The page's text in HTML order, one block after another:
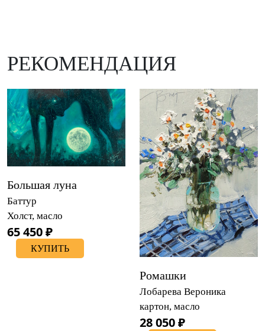
РЕКОМЕНДАЦИЯ
Большая луна
Баттур
Холст, масло
65 450 ₽
КУПИТЬ
Ромашки
Лобарева Вероника
картон, масло
28 050 ₽